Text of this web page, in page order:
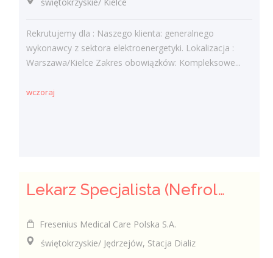
Rekrutujemy dla : Naszego klienta: generalnego
wykonawcy z sektora elektroenergetyki. Lokalizacja :
Warszawa/Kielce Zakres obowiązków: Kompleksowe...
wczoraj
Lekarz Specjalista (Nefrolog / Internista) (K/M/N)
Fresenius Medical Care Polska S.A.
świętokrzyskie/ Jędrzejów, Stacja Dializ